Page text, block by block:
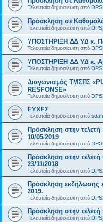
Τελευταία δημοσίευση από
Πρόσκληση σε
Τελευταία δημοσίευση από
ΥΠΟΣΤΗΡΙΞΗ ΔΔ ΥΔ κ.
Τελευταία δημοσίευση από
ΥΠΟΣΤΗΡΙΞΗ ΔΔ ΥΔ κ.
Τελευταία δημοσίευση από
Διαγωνισμός ΤΜΣΠΣ
RESPONSE»
Τελευταία δημοσίευση από
ΕΥΧΕΣ
Τελευταία δημοσίευση από
Πρόσκληση στην
10/05/2019
Τελευταία δημοσίευση από
Πρόσκληση στην
23/11/2018
Τελευταία δημοσίευση από
Πρόσκληση εκδήλωσης
2019.
Τελευταία δημοσίευση από
Πρόσκληση στην
Τελευταία δημοσίευση από